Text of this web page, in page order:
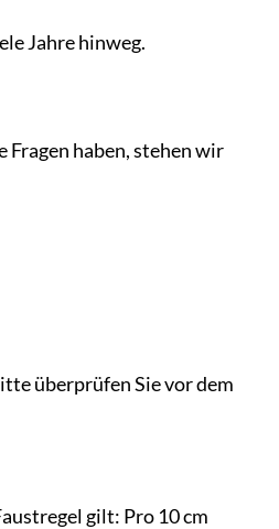
Jahre hinweg.
haben, stehen wir
überprüfen Sie vor dem
gilt: Pro 10 cm